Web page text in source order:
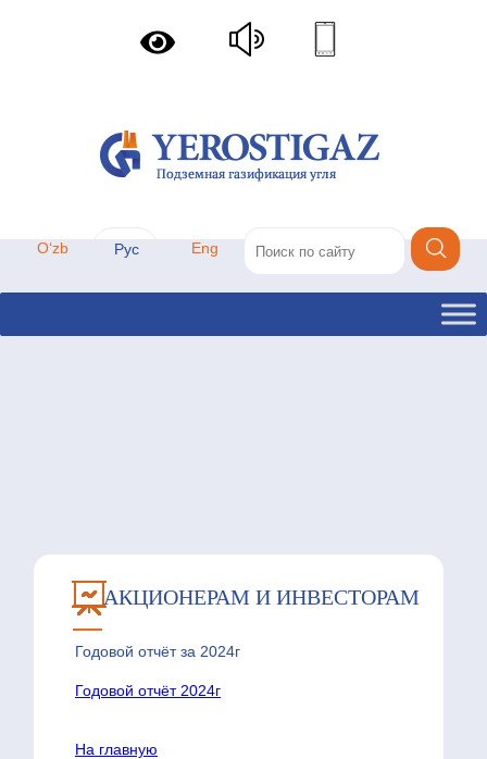
Oʻzb Рус Eng
АКЦИОНЕРАМ И ИНВЕСТОРАМ
Годовой отчёт за 2024г
Годовой отчёт 2024г
На главную